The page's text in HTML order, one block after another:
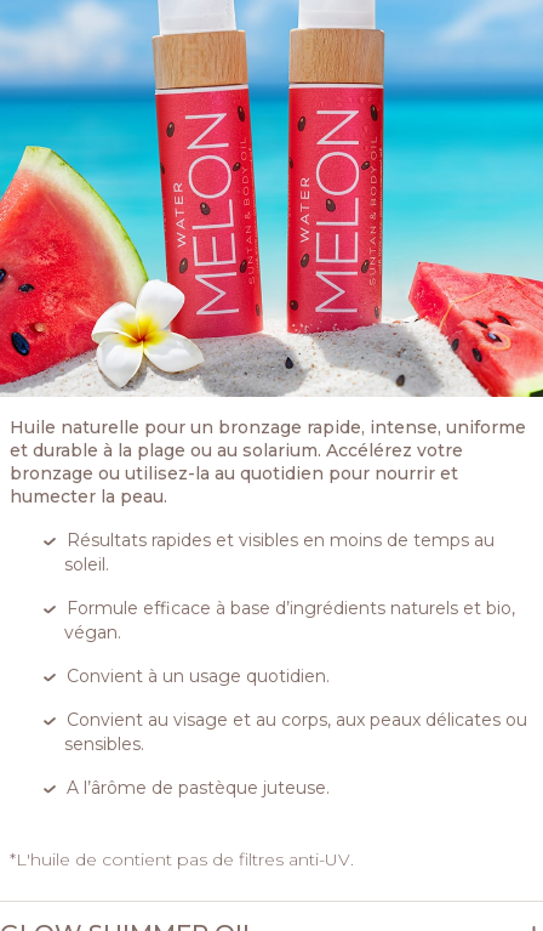
Huile naturelle pour un bronzage rapide, intense, uniforme
et durable à la plage ou au solarium. Accélérez votre
bronzage ou utilisez-la au quotidien pour nourrir et
humecter la peau.
Résultats rapides et visibles en moins de temps au
soleil.
Formule efficace à base d’ingrédients naturels et bio,
végan.
Convient à un usage quotidien.
Convient au visage et au corps, aux peaux délicates ou
sensibles.
A l’ârôme de pastèque juteuse.
*L'huile de contient pas de filtres anti-UV.